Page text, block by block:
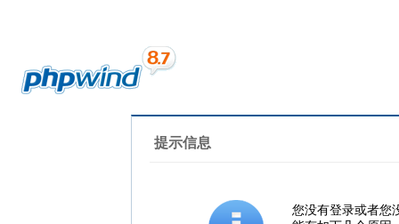
提示信息
您没有登录或者您